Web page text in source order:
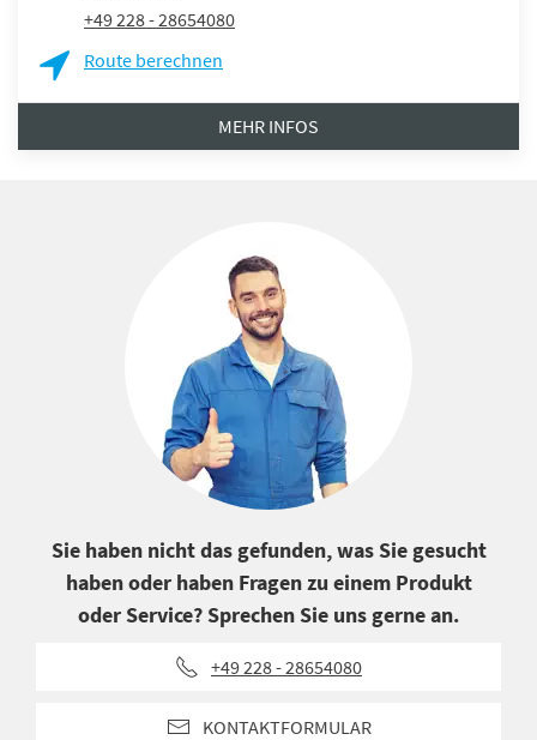
+49 228 - 28654080
Route berechnen
MEHR INFOS
Sie haben nicht das gefunden, was Sie gesucht
haben oder haben Fragen zu einem Produkt
oder Service? Sprechen Sie uns gerne an.
+49 228 - 28654080
KONTAKTFORMULAR